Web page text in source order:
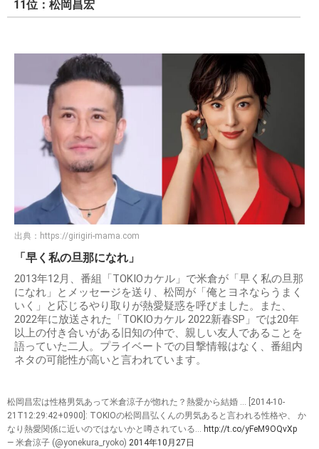
11位：松岡昌宏
出典： https://girigiri-mama.com
「早く私の旦那になれ」
2013年12月、番組「TOKIOカケル」で米倉が「早く私の旦那
になれ」とメッセージを送り、松岡が「俺とヨネならうまく
いく」と応じるやり取りが熱愛疑惑を呼びました。また、
2022年に放送された「TOKIOカケル 2022新春SP」では20年
以上の付き合いがある旧知の仲で、親しい友人であることを
語っていた二人。プライベートでの目撃情報はなく、番組内
ネタの可能性が高いと言われています。
松岡昌宏は性格男気あって米倉涼子が惚れた？熱愛から結婚 ... [2014-10-
21T12:29:42+0900]: TOKIOの松岡昌弘くんの男気あると言われる性格や、 か
なり熱愛関係に近いのではないかと噂されている… http://t.co/yFeM9OQvXp
— 米倉涼子 (@yonekura_ryoko) 2014年10月27日